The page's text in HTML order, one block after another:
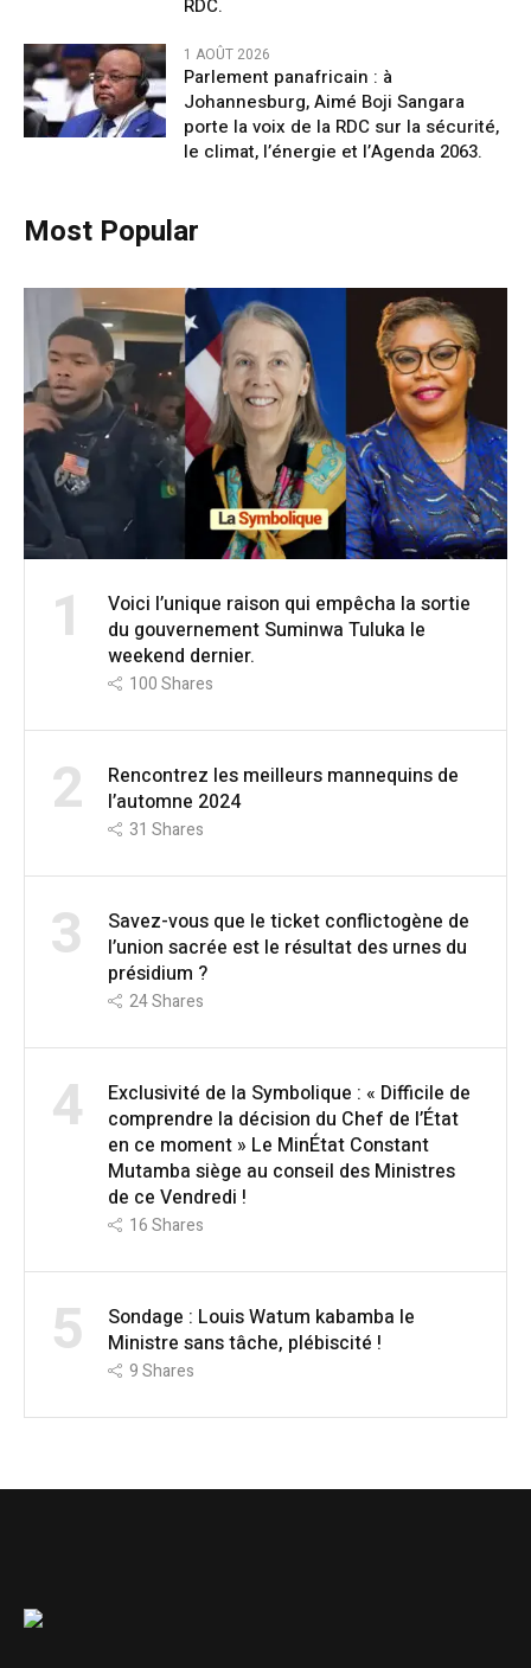
RDC.
1 AOÛT 2026
Parlement panafricain : à
Johannesburg, Aimé Boji Sangara
porte la voix de la RDC sur la sécurité,
le climat, l’énergie et l’Agenda 2063.
Most Popular
1
Voici l’unique raison qui empêcha la sortie
du gouvernement Suminwa Tuluka le
weekend dernier.
100Shares
2
Rencontrez les meilleurs mannequins de
l’automne 2024
31 Shares
3
Savez-vous que le ticket conflictogène de
l’union sacrée est le résultat des urnes du
présidium ?
24Shares
4
Exclusivité de la Symbolique : « Difficile de
comprendre la décision du Chef de l’État
en ce moment » Le MinÉtat Constant
Mutamba siège au conseil des Ministres
de ce Vendredi !
16Shares
5
Sondage : Louis Watum kabamba le
Ministre sans tâche, plébiscité !
9Shares